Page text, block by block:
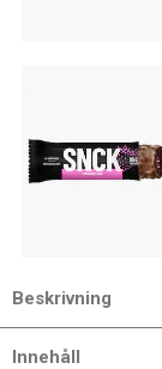
Beskrivning
Innehåll